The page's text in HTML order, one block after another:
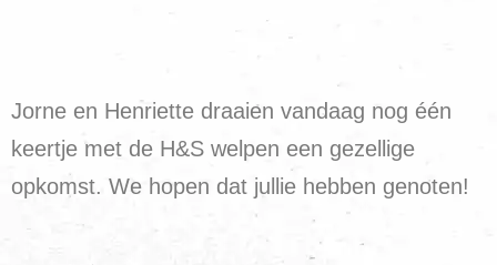
Jorne en Henriette draaien vandaag nog één
keertje met de H&S welpen een gezellige
opkomst. We hopen dat jullie hebben genoten!